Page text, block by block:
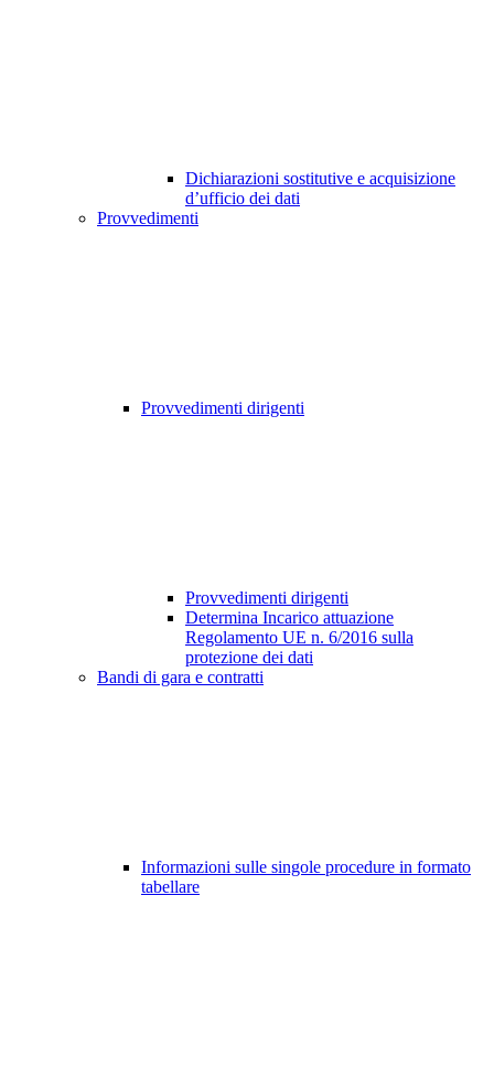
Dichiarazioni sostitutive e acquisizione
d’ufficio dei dati
Provvedimenti
Provvedimenti dirigenti
Provvedimenti dirigenti
Determina Incarico attuazione
Regolamento UE n. 6/2016 sulla
protezione dei dati
Bandi di gara e contratti
Informazioni sulle singole procedure in formato
tabellare